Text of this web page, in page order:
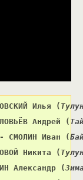
Илья (
Андрей (
- СМОЛИН Иван (
Никита (
Александр (